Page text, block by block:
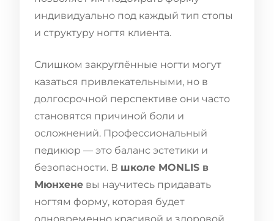
индивидуально под каждый тип стопы
и структуру ногтя клиента.
Слишком закруглённые ногти могут
казаться привлекательными, но в
долгосрочной перспективе они часто
становятся причиной боли и
осложнений. Профессиональный
педикюр — это баланс эстетики и
безопасности. В школе MONLIS в
Мюнхене вы научитесь придавать
ногтям форму, которая будет
одновременно красивой и здоровой.